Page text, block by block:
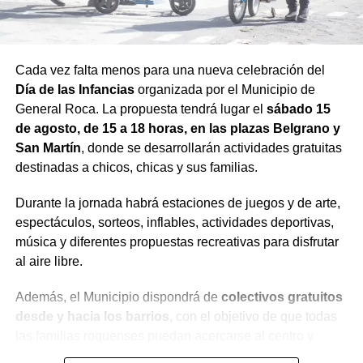
Cada vez falta menos para una nueva celebración del
Día de las Infanciasorganizada por el Municipio de
General Roca. La propuesta tendrá lugar el sábado 15
de agosto, de 15 a 18 horas, en las plazas Belgrano y
San Martín, donde se desarrollarán actividades gratuitas
destinadas a chicos, chicas y sus familias.
Durante la jornada habrá estaciones de juegos y de arte,
espectáculos, sorteos, inflables, actividades deportivas,
música y diferentes propuestas recreativas para disfrutar
al aire libre.
Además, el Municipio dispondrá de colectivos gratuitos
desde y hacia los barrios , con el objetivo de que todas
participar de la celebración.